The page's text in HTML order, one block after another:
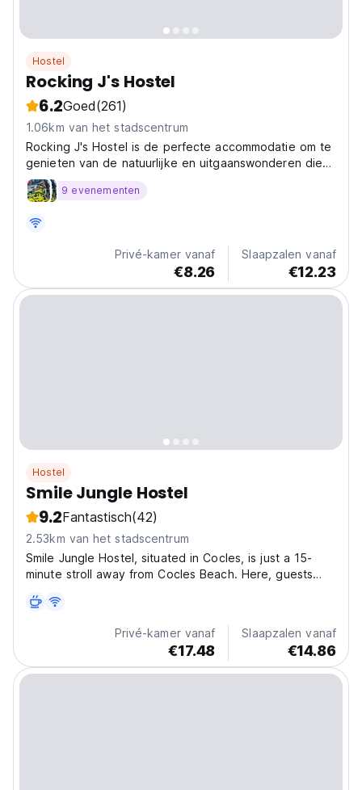
Hostel
Rocking J's Hostel
6.2Goed(261)
1.06km van het stadscentrum
Rocking J's Hostel is de perfecte accommodatie om te
genieten van de natuurlijke en uitgaanswonderen die
Puerto Viejo Limón de reizigers en toeristen te bieden
heeft. 9 evenementen
Privé-kamer vanaf
€8.26
Slaapzalen vanaf
€12.23
Hostel
Smile Jungle Hostel
9.2Fantastisch(42)
2.53km van het stadscentrum
Smile Jungle Hostel, situated in Cocles, is just a 15-
minute stroll away from Cocles Beach. Here, guests
with the convenience of complimentary private parking
and a communal lounge area. The hostel offers...
Privé-kamer vanaf
€17.48
Slaapzalen vanaf
€14.86